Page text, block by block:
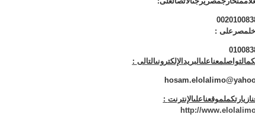
:
:
:
http://